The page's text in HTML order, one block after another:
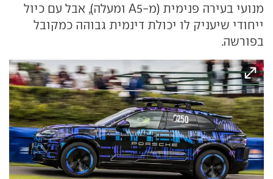
מנועי בעירה פנימית (מ-A5 ומעלה), אבל עם כיול
ייחודי שיעניק לו יכולת דינמית גבוהה כמקובל
בפורשה.